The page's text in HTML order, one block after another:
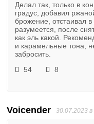
Делал так, только в
градус, добавил
брожение, отстаивал
разумеется, после
как эль какой.
и карамельные тона,
забросить.
54
8
Voicender 30.07.2023 в